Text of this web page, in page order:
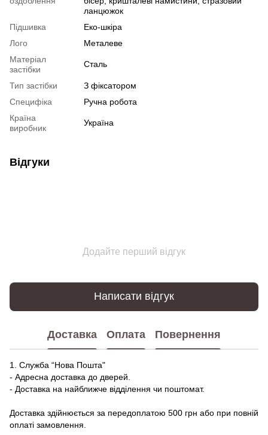
ланцюжок
Підшивка
Еко-шкіра
Лого
Металеве
Матеріал
застібки
Сталь
Тип застібки
З фіксатором
Специфіка
Ручна робота
Країна
виробник
Україна
Відгуки
Додайте перший відгук
Написати відгук
Доставка Оплата Повернення
1. Служба “Нова Пошта"
- Адресна доставка до дверей.
- Доставка на найближче відділення чи поштомат.
Доставка здійнюється за передоплатою 500 грн або при повній
оплаті замовлення.